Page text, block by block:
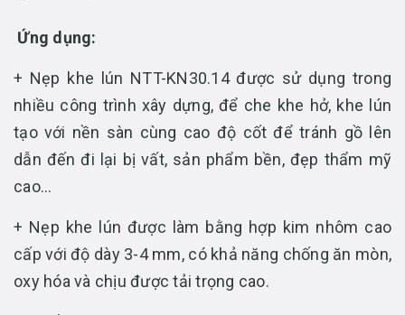
Ứng dụng:
+ Nẹp khe lún NTT-KN30.14 được sử dụng trong
nhiều công trình xây dựng, để che khe hở, khe lún
tạo với nền sàn cùng cao độ cốt để tránh gồ lên
dẫn đến đi lại bị vất, sản phẩm bền, đẹp thẩm mỹ
cao…
+ Nẹp khe lún được làm bằng hợp kim nhôm cao
cấp với độ dày 3-4 mm, có khả năng chống ăn mòn,
oxy hóa và chịu được tải trọng cao.